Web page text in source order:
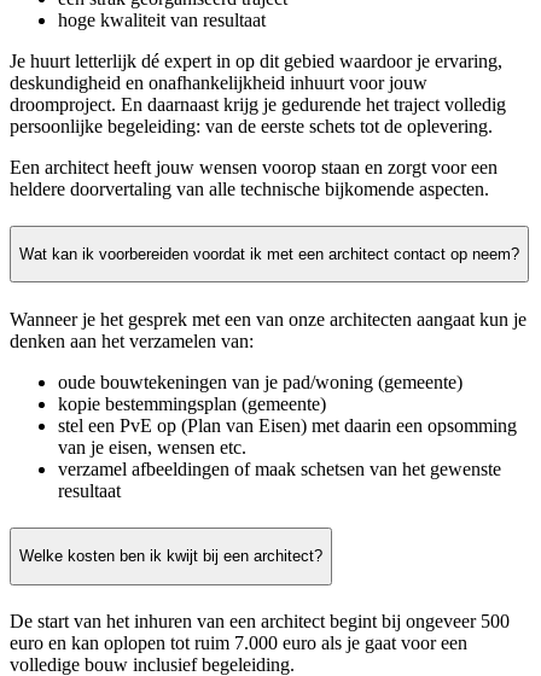
hoge kwaliteit van resultaat
Je huurt letterlijk dé expert in op dit gebied waardoor je ervaring,
deskundigheid en onafhankelijkheid inhuurt voor jouw
droomproject. En daarnaast krijg je gedurende het traject volledig
persoonlijke begeleiding: van de eerste schets tot de oplevering.
Een architect heeft jouw wensen voorop staan en zorgt voor een
heldere doorvertaling van alle technische bijkomende aspecten.
Wat kan ik voorbereiden voordat ik met een architect contact op neem?
Wanneer je het gesprek met een van onze architecten aangaat kun je
denken aan het verzamelen van:
oude bouwtekeningen van je pad/woning (gemeente)
kopie bestemmingsplan (gemeente)
stel een PvE op (Plan van Eisen) met daarin een opsomming
van je eisen, wensen etc.
verzamel afbeeldingen of maak schetsen van het gewenste
resultaat
Welke kosten ben ik kwijt bij een architect?
De start van het inhuren van een architect begint bij ongeveer 500
euro en kan oplopen tot ruim 7.000 euro als je gaat voor een
volledige bouw inclusief begeleiding.